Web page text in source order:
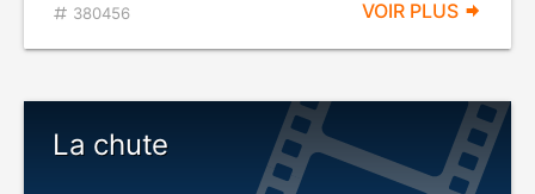
380456 VOIR PLUS
La chute